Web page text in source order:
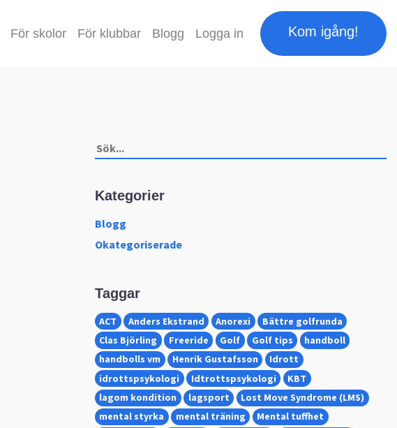
För skolor För klubbar Blogg Logga in Kom igång!
Kategorier
Blogg
Okategoriserade
Taggar
ACT Anders Ekstrand Anorexi
Bättre golfrunda
Clas Björling
Freeride Golf Golf tips
handboll
handbolls vm
Henrik Gustafsson
Idrott
idrottspsykologi
Idtrottspsykologi
KBT
lagom kondition
lagsport
Lost Move Syndrome (LMS)
mental styrka
mental träning
Mental tuffhet